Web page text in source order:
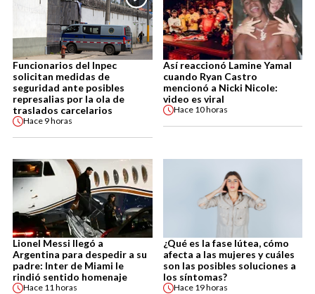
Funcionarios del Inpec
solicitan medidas de
seguridad ante posibles
represalias por la ola de
traslados carcelarios
Hace 9 horas
Así reaccionó Lamine Yamal
cuando Ryan Castro
mencionó a Nicki Nicole:
video es viral
Hace 10 horas
Lionel Messi llegó a
Argentina para despedir a su
padre: Inter de Miami le
rindió sentido homenaje
Hace 11 horas
¿Qué es la fase lútea, cómo
afecta a las mujeres y cuáles
son las posibles soluciones a
los síntomas?
Hace 19 horas